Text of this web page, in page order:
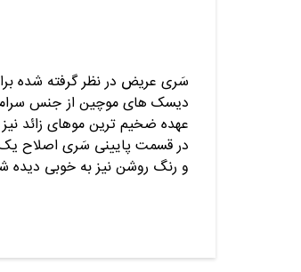
سَری عریض در نظر گرفته شده برا
دیسک های موچین از جنس
عهده ضخیم ترین موهای زائد نیز
و رنگ روشن نیز به خوبی دیده